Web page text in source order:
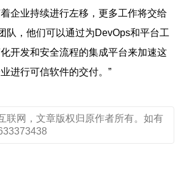
企业持续进行左移，更多工作将交给
队，他们可以通过为DevOps和平台工
开发和安全流程的集成平台来加速这
进行可信软件的交付。”
联网，文章版权归原作者所有。如有